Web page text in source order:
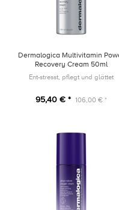
Dermalogica Multivitamin
Recovery Cream 50ml
Ent-stresst, pflegt und glättet
95,40 € * 106,00 € *